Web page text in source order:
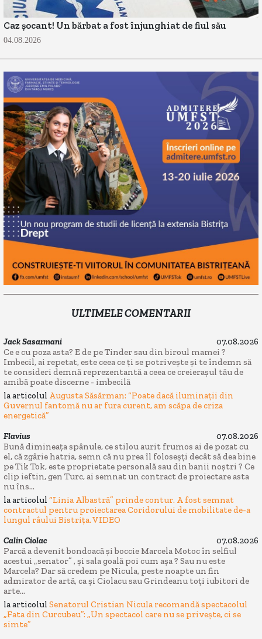
Caz șocant! Un bărbat a fost înjunghiat de fiul său
04.08.2026
ULTIMELE COMENTARII
Jack Sasarmani
07.08.2026
Ce e cu poza asta? E de pe Tinder sau din biroul mamei ?
Imbecil, ai repetat, este ceea ce ți se potrivește și te îndemn să
te consideri demnă reprezentantă a ceea ce creierașul tău de
amibă poate discerne - imbecilă
la articolul Augusta Săsărman: “Poate dacă iluminații din
Guvernul fantomă nu ar fura curent, am scăpa de criza
energetică”
Flavius
07.08.2026
Bună dimineața spânule, ce stilou aurit frumos ai de pozat cu
el, că zgârie hatria, semn că nu prea îl foloseșți decât să dea bine
pe Tik Tok, este proprietate personală sau din banii noștri ? Ce
clip ieftin, gen Turc, ai semnat un contract de proiectare asta
nu îns...
la articolul “Linia Albastră” prinde contur. A fost semnat
contractul pentru proiectarea Coridorului de mobilitate de-a
lungul râului Bistrița. VIDEO
Calin Ciolac
07.08.2026
Parcă a devenit bondoacă și boccie Marcela Motoc în selfiul
acestui „senator” , și sala goală poi cum așa ? Sau nu este
Marcela? Dar să credem pe Nicula, peste noapte un fin
admirator de artă, ca și Ciolacu sau Grindeanu toți iubitori de
arte...
la articolul Senatorul Cristian Nicula recomandă spectacolul
„Fata din Curcubeu”: „Un spectacol care nu se privește, ci se
simte”